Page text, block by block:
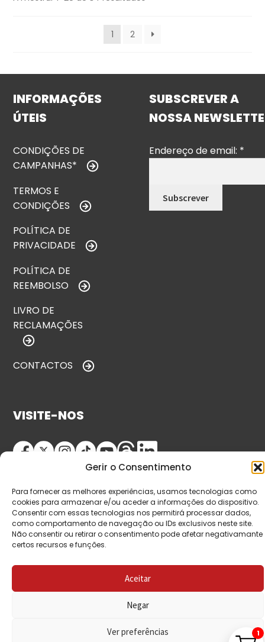
Gerir o Consentimento
Para fornecer as melhores experiências, usamos tecnologias como
cookies para armazenar e/ou aceder a informações do dispositivo.
Consentir com essas tecnologias nos permitirá processar dados,
como comportamento de navegação ou IDs exclusivos neste site.
Não consentir ou retirar o consentimento pode afetar negativamante
certos recursos e funções.
Aceitar
Negar
Ver preferências
1 2
INFORMAÇÕES
ÚTEIS
CONDIÇÕES DE
CAMPANHAS*
TERMOS E
CONDIÇÕES
POLÍTICA DE
PRIVACIDADE
POLÍTICA DE
REEMBOLSO
LIVRO DE
RECLAMAÇÕES
CONTACTOS
SUBSCREVER A
NOSSA
Endereço de email: *
VISITE-NOS
© Copyright 2026 Saída de Emergência. Todos os
direitos reservados.
1